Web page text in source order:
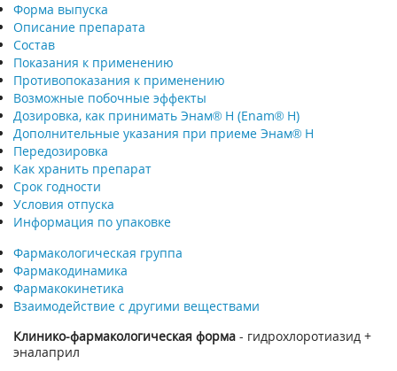
Форма выпуска
Описание препарата
Состав
Показания к применению
Противопоказания к применению
Возможные побочные эффекты
Дозировка, как принимать Энам® Н (Enam® H)
Дополнительные указания при приеме Энам® Н
Передозировка
Как хранить препарат
Срок годности
Условия отпуска
Информация по упаковке
Фармакологическая группа
Фармакодинамика
Фармакокинетика
Взаимодействие с другими веществами
Клинико-фармакологическая форма - гидрохлоротиазид +
эналаприл